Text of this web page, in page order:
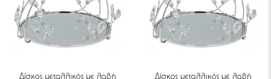
Δίσκος μεταλλικός με λαβή
Δίσκος μεταλλικός με λαβή